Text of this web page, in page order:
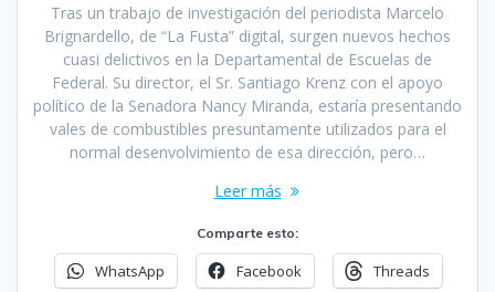
Tras un trabajo de investigación del periodista Marcelo
Brignardello, de “La Fusta” digital, surgen nuevos hechos
cuasi delictivos en la Departamental de Escuelas de
Federal. Su director, el Sr. Santiago Krenz con el apoyo
político de la Senadora Nancy Miranda, estaría presentando
vales de combustibles presuntamente utilizados para el
normal desenvolvimiento de esa dirección, pero…
Leer más
Comparte esto:
WhatsApp Facebook Threads